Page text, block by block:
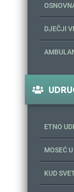
DJEČJI
ETNO
MOSEĆ
KUD